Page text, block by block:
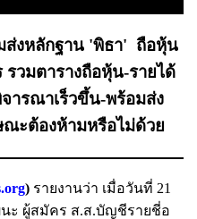
ส่งหลักฐาน 'พิธา' ถือหุ้น
รวมตารางถือหุ้น-รายได้
ารณาเร็วขึ้น-พร้อมส่ง
ณะต้องห้ามหรือไม่ด้วย
) รายงานว่า เมื่อวันที่ 21
นะ ผู้สมัคร ส.ส.บัญชีรายชี่อ